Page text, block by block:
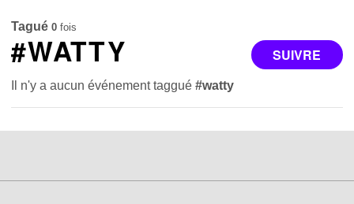
Tagué 0 fois
SUIVRE
#WATTY
Il n'y a aucun événement taggué#watty